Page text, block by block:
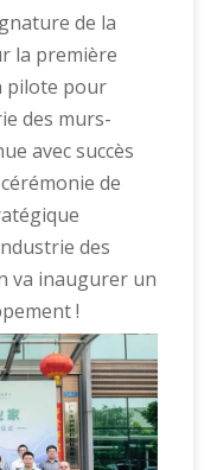
de la
la première
pilote pour
des murs-
avec succès
de
des
va inaugurer un
!